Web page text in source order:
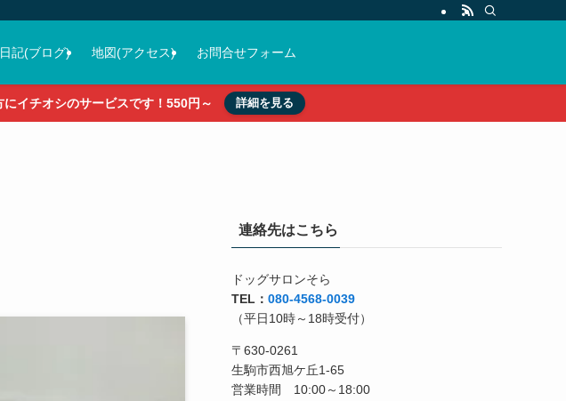
つ＆各種グッズの販売
記(ブログ) 地図(アクセス) お問合せフォーム
イチオシのサービスです！550円～ 詳細を見る
連絡先はこちら
ドッグサロンそら
TEL： 080-4568-0039
（平日10時～18時受付）
〒630-0261
生駒市西旭ケ丘1-65
営業時間 10:00～18:00